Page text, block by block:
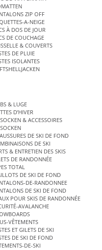
ZIP OFF
A-NEIGE
À DOS DE JOUR
DE COUCHAGE
& COUVERTS
DE PLUIE
ISOLANTES
& LUGE
D’HIVER
& ACCESSOIRES
DE SKI DE FOND
DE SKI
& ENTRETIEN DES SKIS
DE RANDONNÉE
TOTAL
DE SKI DE FOND
DE-RANDONNEE
DE SKI DE FOND
POUR SKIS DE RANDONNÉE
AVALANCHE
VÊTEMENTS
ET GILETS DE SKI
DE SKI DE FOND
DE-SKI